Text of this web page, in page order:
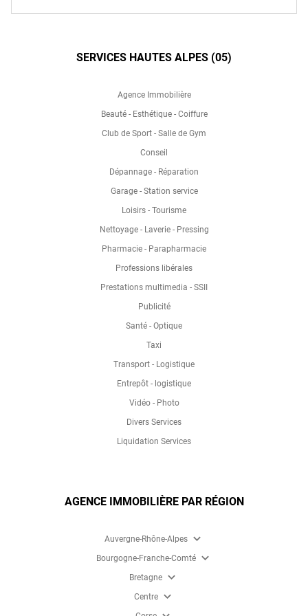
SERVICES HAUTES ALPES (05)
Agence Immobilière
Beauté - Esthétique - Coiffure
Club de Sport - Salle de Gym
Conseil
Dépannage - Réparation
Garage - Station service
Loisirs - Tourisme
Nettoyage - Laverie - Pressing
Pharmacie - Parapharmacie
Professions libérales
Prestations multimedia - SSII
Publicité
Santé - Optique
Taxi
Transport - Logistique
Entrepôt - logistique
Vidéo - Photo
Divers Services
Liquidation Services
AGENCE IMMOBILIÈRE PAR RÉGION
Auvergne-Rhône-Alpes expand_more
Bourgogne-Franche-Comté expand_more
Bretagne expand_more
Centre expand_more